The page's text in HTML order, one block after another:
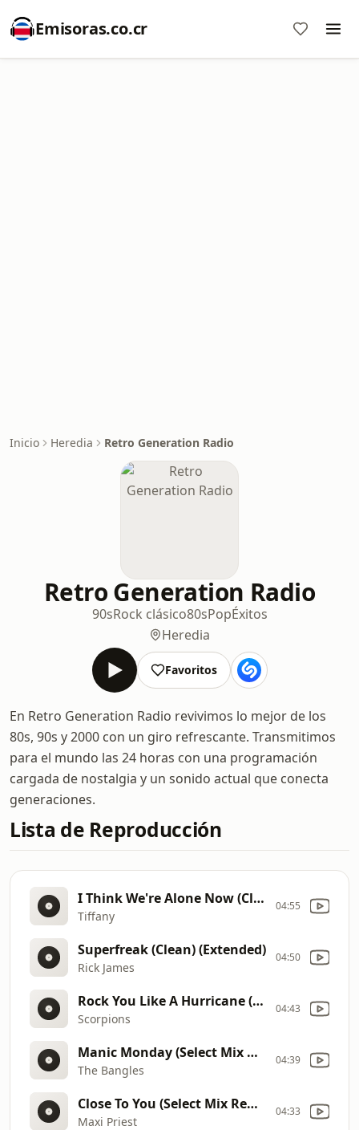
Emisoras.co.cr
Inicio Heredia Retro Generation Radio
Retro Generation Radio
90sRock clásico80sPopÉxitos
Heredia
Favoritos
En Retro Generation Radio revivimos lo mejor de los
80s, 90s y 2000 con un giro refrescante. Transmitimos
para el mundo las 24 horas con una programación
cargada de nostalgia y un sonido actual que conecta
generaciones.
Lista de Reproducción
I Think We're Alone Now (Clean) (Extended)
Tiffany
04:55
Superfreak (Clean) (Extended)
Rick James
04:50
Rock You Like A Hurricane (Select Mix Remix)
Scorpions
04:43
Manic Monday (Select Mix Remix)
The Bangles
04:39
Close To You (Select Mix Remix)
Maxi Priest
04:33